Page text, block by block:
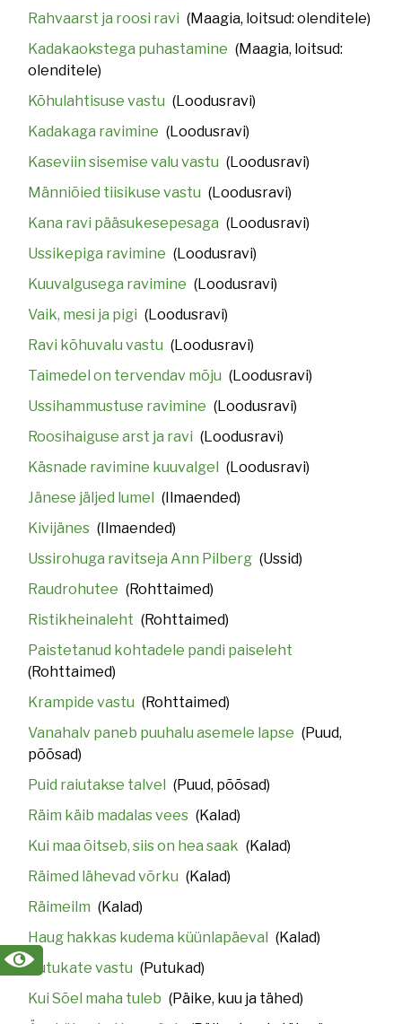
Rahvaarst ja roosi ravi (Maagia, loitsud: olenditele)
Kadakaokstega puhastamine (Maagia, loitsud:
olenditele)
Kõhulahtisuse vastu (Loodusravi)
Kadakaga ravimine (Loodusravi)
Kaseviin sisemise valu vastu (Loodusravi)
Männiõied tiisikuse vastu (Loodusravi)
Kana ravi pääsukesepesaga (Loodusravi)
Ussikepiga ravimine (Loodusravi)
Kuuvalgusega ravimine (Loodusravi)
Vaik, mesi ja pigi (Loodusravi)
Ravi kõhuvalu vastu (Loodusravi)
Taimedel on tervendav mõju (Loodusravi)
Ussihammustuse ravimine (Loodusravi)
Roosihaiguse arst ja ravi (Loodusravi)
Käsnade ravimine kuuvalgel (Loodusravi)
Jänese jäljed lumel (Ilmaended)
Kivijänes (Ilmaended)
Ussirohuga ravitseja Ann Pilberg (Ussid)
Raudrohutee (Rohttaimed)
Ristikheinaleht (Rohttaimed)
Paistetanud kohtadele pandi paiseleht
(Rohttaimed)
Krampide vastu (Rohttaimed)
Vanahalv paneb puuhalu asemele lapse (Puud,
põõsad)
Puid raiutakse talvel (Puud, põõsad)
Räim käib madalas vees (Kalad)
Kui maa õitseb, siis on hea saak (Kalad)
Räimed lähevad võrku (Kalad)
Räimeilm (Kalad)
Haug hakkas kudema küünlapäeval (Kalad)
Putukate vastu (Putukad)
Kui Sõel maha tuleb (Päike, kuu ja tähed)